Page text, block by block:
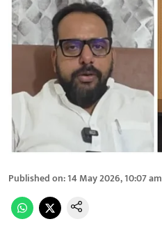
Published on:14 May 2026, 10:07 am